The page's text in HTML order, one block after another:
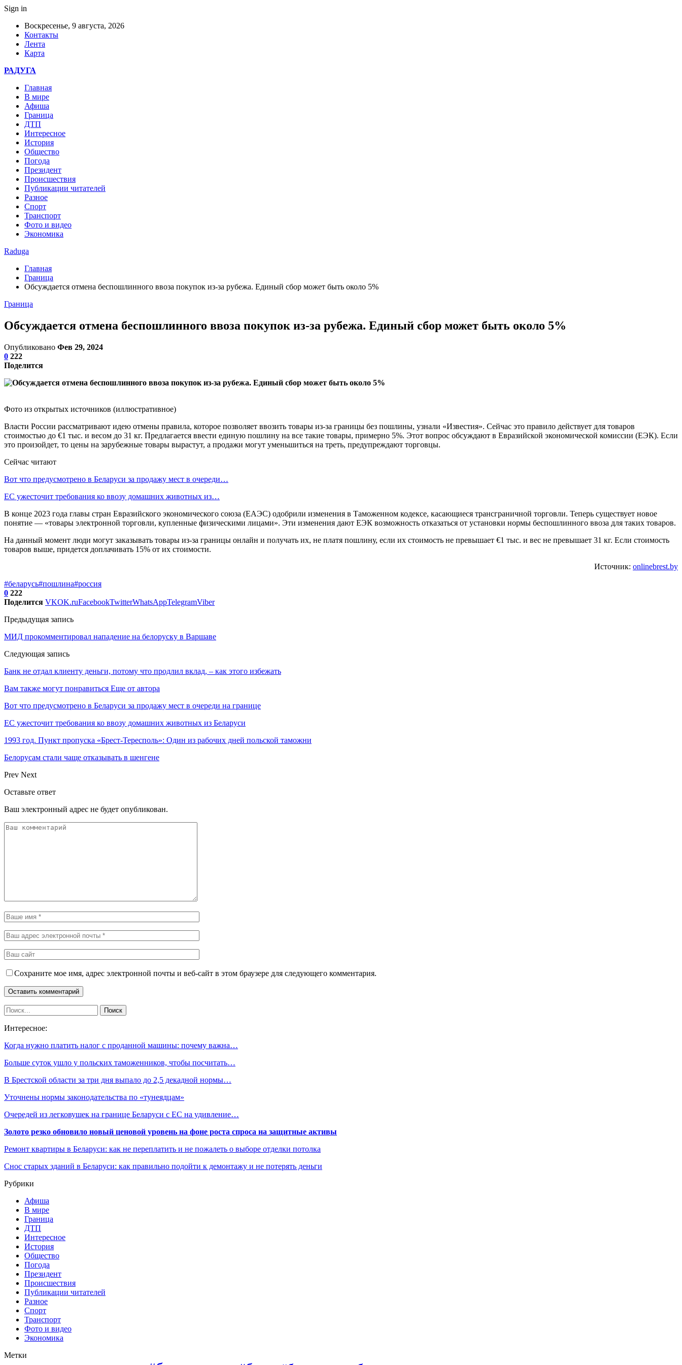
Sign in
Воскресенье, 9 августа, 2026
Контакты
Лента
Карта
РАДУГА
Главная
В мире
Афиша
Граница
ДТП
Интересное
История
Общество
Погода
Президент
Происшествия
Публикации читателей
Разное
Спорт
Транспорт
Фото и видео
Экономика
Raduga
Главная
Граница
Обсуждается отмена беспошлинного ввоза покупок из-за рубежа. Единый сбор может быть около 5%
Граница
Обсуждается отмена беспошлинного ввоза покупок из-за рубежа. Единый сбор может быть около 5%
Опубликовано Фев 29, 2024
0 222
Поделится
Фото из открытых источников (иллюстративное)
Власти России рассматривают идею отмены правила, которое позволяет ввозить товары из-за границы без пошлины, узнали «Известия». Сейчас это правило действует для товаров
стоимостью до €1 тыс. и весом до 31 кг. Предлагается ввести единую пошлину на все такие товары, примерно 5%. Этот вопрос обсуждают в Евразийской экономической комиссии (ЕЭК). Если
это произойдет, то цены на зарубежные товары вырастут, а продажи могут уменьшиться на треть, предупреждают торговцы.
Сейчас читают
Вот что предусмотрено в Беларуси за продажу мест в очереди…
ЕС ужесточит требования ко ввозу домашних животных из…
В конце 2023 года главы стран Евразийского экономического союза (ЕАЭС) одобрили изменения в Таможенном кодексе, касающиеся трансграничной торговли. Теперь существует новое
понятие — «товары электронной торговли, купленные физическими лицами». Эти изменения дают ЕЭК возможность отказаться от установки нормы беспошлинного ввоза для таких товаров.
На данный момент люди могут заказывать товары из-за границы онлайн и получать их, не платя пошлину, если их стоимость не превышает €1 тыс. и вес не превышает 31 кг. Если стоимость
товаров выше, придется доплачивать 15% от их стоимости.
Источник: onlinebrest.by
#беларусь#пошлина#россия
0 222
Поделится VKOK.ruFacebookTwitterWhatsAppTelegramViber
Предыдущая запись
МИД прокомментировал нападение на белоруску в Варшаве
Следующая запись
Банк не отдал клиенту деньги, потому что продлил вклад, – как этого избежать
Вам также могут понравиться Еще от автора
Вот что предусмотрено в Беларуси за продажу мест в очереди на границе
ЕС ужесточит требования ко ввозу домашних животных из Беларуси
1993 год. Пункт пропуска «Брест-Тересполь»: Один из рабочих дней польской таможни
Белорусам стали чаще отказывать в шенгене
Prev Next
Оставьте ответ
Ваш электронный адрес не будет опубликован.
Сохраните мое имя, адрес электронной почты и веб-сайт в этом браузере для следующего комментария.
Интересное:
Когда нужно платить налог с проданной машины: почему важна…
Больше суток ушло у польских таможенников, чтобы посчитать…
В Брестской области за три дня выпало до 2,5 декадной нормы…
Уточнены нормы законодательства по «тунеядцам»
Очередей из легковушек на границе Беларуси с ЕС на удивление…
Золото резко обновило новый ценовой уровень на фоне роста спроса на защитные активы
Ремонт квартиры в Беларуси: как не переплатить и не пожалеть о выборе отделки потолка
Снос старых зданий в Беларуси: как правильно подойти к демонтажу и не потерять деньги
Рубрики
Афиша
В мире
Граница
ДТП
Интересное
История
Общество
Погода
Президент
Происшествия
Публикации читателей
Разное
Спорт
Транспорт
Фото и видео
Экономика
Метки